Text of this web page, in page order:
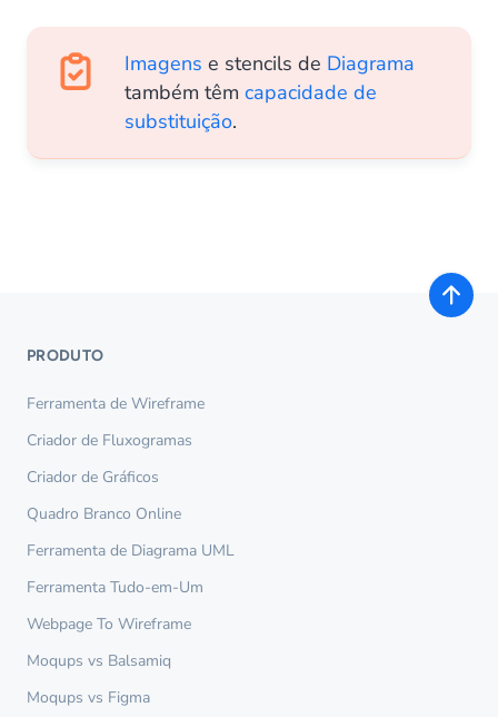
Imagens e stencils de Diagrama
também têm capacidade de
substituição.
PRODUTO
Ferramenta de Wireframe
Criador de Fluxogramas
Criador de Gráficos
Quadro Branco Online
Ferramenta de Diagrama UML
Ferramenta Tudo-em-Um
Webpage To Wireframe
Moqups vs Balsamiq
Moqups vs Figma